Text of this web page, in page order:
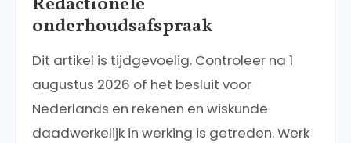
onderhoudsafspraak
Dit artikel is tijdgevoelig. Controleer na 1
augustus 2026 of het besluit voor
Nederlands en rekenen en wiskunde
daadwerkelijk in werking is getreden. Werk